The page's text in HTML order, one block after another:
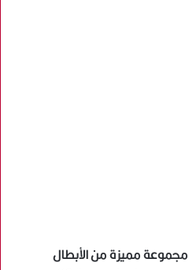
مميزة من الأبطال